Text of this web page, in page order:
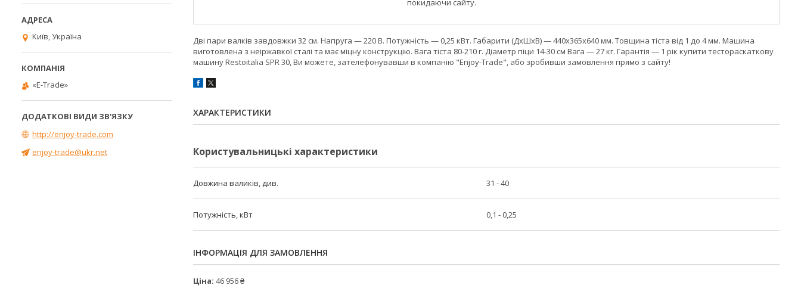
покидаючи сайту.
Дві пари валків завдовжки 32 см. Напруга — 220 В. Потужність — 0,25 кВт. Габарити (ДхШхВ) — 440x365x640 мм. Товщина тіста від 1 до 4 мм. Машина
виготовлена з неіржавкої сталі та має міцну конструкцію. Вага тіста 80-210 г. Діаметр піци 14-30 см Вага — 27 кг. Гарантія — 1 рік купити тестораскаткову
машину Restoitalia SPR 30, Ви можете, зателефонувавши в компанію "Enjoy-Trade", або зробивши замовлення прямо з сайту!
ХАРАКТЕРИСТИКИ
Користувальницькі характеристики
Довжина валиків, див. 31 - 40
Потужність, кВт 0,1 - 0,25
ІНФОРМАЦІЯ ДЛЯ ЗАМОВЛЕННЯ
Ціна: 46 956 ₴
Київ, Україна
«E-Trade»
http://enjoy-trade.com
enjoy-trade@ukr.net